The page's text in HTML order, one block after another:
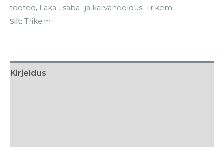
tooted, Laka-, saba- ja karvahooldus, Trikem
Silt: Trikem
Kirjeldus